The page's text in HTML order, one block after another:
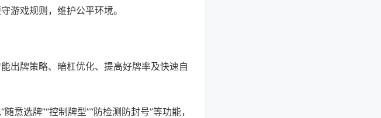
游戏规则，维护公平环境。
出牌策略、暗杠优化、提高好牌率及快速自
意选牌”“控制牌型”“防检测防封号”等功能，